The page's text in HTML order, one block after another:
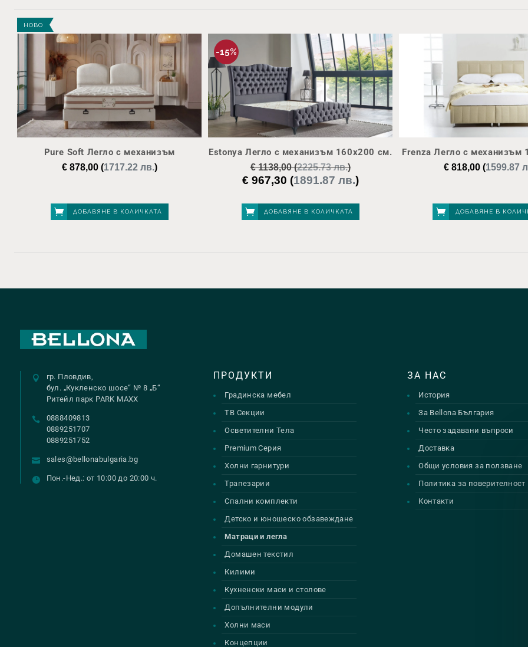
НОВО
Pure Soft Легло с механизъм
€878,00(1717.22 лв.)
ДОБАВЯНЕ В КОЛИЧКАТА
-15%
Estonya Легло с механизъм 160х200 см.
€1138,00(2225.73 лв.)
Original
was:
€ 1138,00.
€ 967,30 (1891.87 лв.)Текущата
е:
€ 967,30.
ДОБАВЯНЕ В КОЛИЧКАТА
Frenza Легло с механизъм
€ 818,00 (1599.87
ДОБАВЯНЕ В
гр. Пловдив,
бул. „Кукленско шосе“ № 8 „Б“
Ритейл парк PARK MAXX
0888409813
0889251707
0889251752
sales@bellonabulgaria.bg
Пон.-Нед.: от 10:00 до 20:00 ч.
ПРОДУКТИ
Градинска мебел
ТВ Секции
Осветителни Тела
Premium Серия
Холни гарнитури
Трапезарии
Спални комплекти
Детско и юношеско обзавеждане
Матраци и легла
Домашен текстил
Килими
Кухненски маси и столове
Допълнителни модули
Холни маси
Концепции
ЗА НАС
История
За Bellona България
Често задавани въпроси
Доставка
Общи условия за ползване
Политика за поверителност
Контакти